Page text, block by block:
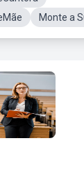
Monte a